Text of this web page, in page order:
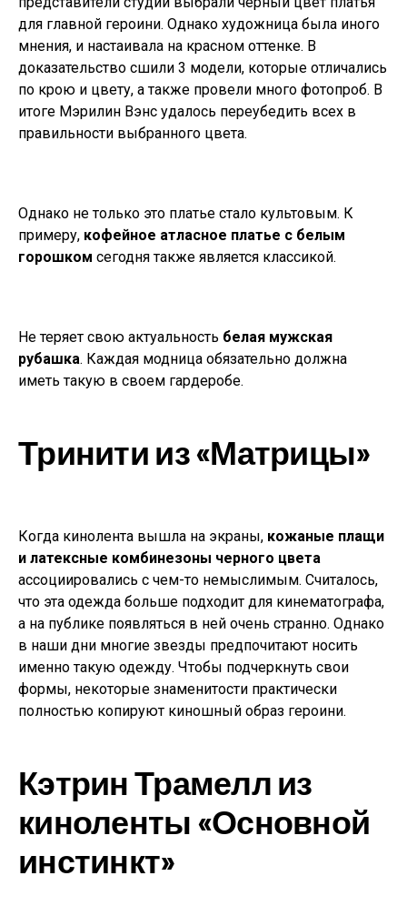
для главной героини. Однако художница была иного
мнения, и настаивала на красном оттенке. В
доказательство сшили 3 модели, которые отличались
по крою и цвету, а также провели много фотопроб. В
итоге Мэрилин Вэнс удалось переубедить всех в
правильности выбранного цвета.
Однако не только это платье стало культовым. К
примеру, кофейное атласное платье с белым
горошком сегодня также является классикой.
Не теряет свою актуальность белая мужская
рубашка. Каждая модница обязательно должна
иметь такую в своем гардеробе.
Тринити из «Матрицы»
Когда кинолента вышла на экраны, кожаные плащи
и латексные комбинезоны черного цвета
ассоциировались с чем-то немыслимым. Считалось,
что эта одежда больше подходит для кинематографа,
а на публике появляться в ней очень странно. Однако
в наши дни многие звезды предпочитают носить
именно такую одежду. Чтобы подчеркнуть свои
формы, некоторые знаменитости практически
полностью копируют киношный образ героини.
Кэтрин Трамелл из
киноленты «Основной
инстинкт»